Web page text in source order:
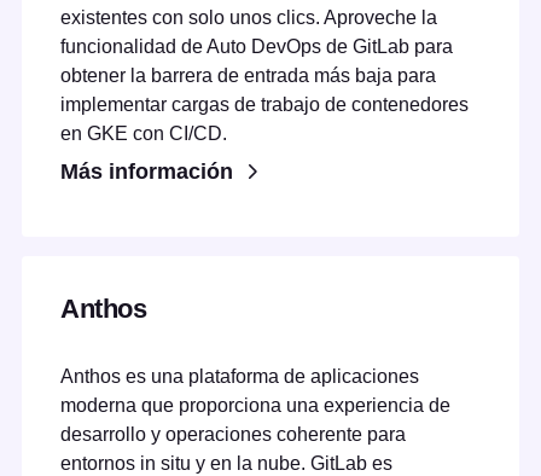
existentes con solo unos clics. Aproveche la
funcionalidad de Auto DevOps de GitLab para
obtener la barrera de entrada más baja para
implementar cargas de trabajo de contenedores
en GKE con CI/CD.
Más información
Anthos
Anthos es una plataforma de aplicaciones
moderna que proporciona una experiencia de
desarrollo y operaciones coherente para
entornos in situ y en la nube. GitLab es